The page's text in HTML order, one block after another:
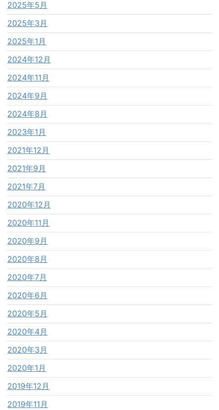
2025年5月
2025年3月
2025年1月
2024年12月
2024年11月
2024年9月
2024年8月
2023年1月
2021年12月
2021年9月
2021年7月
2020年12月
2020年11月
2020年9月
2020年8月
2020年7月
2020年6月
2020年5月
2020年4月
2020年3月
2020年1月
2019年12月
2019年11月